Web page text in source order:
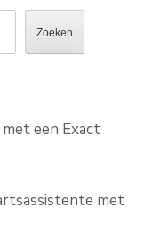
Zoeken
een Exact
met